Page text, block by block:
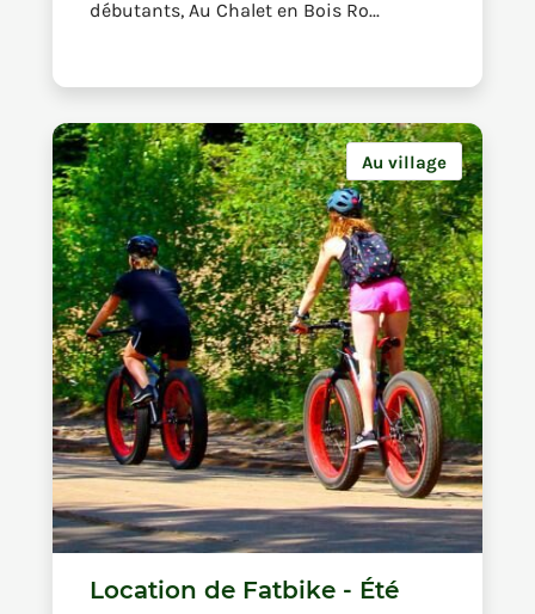
débutants, Au Chalet en Bois Ro...
Au village
Location de Fatbike - Été